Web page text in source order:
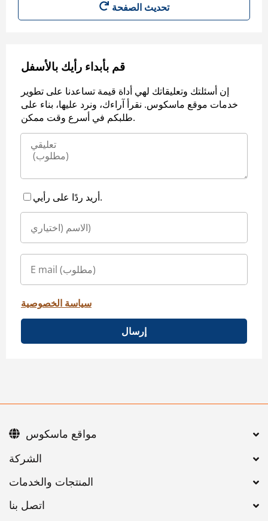
تحديث الصفحة
قم بأبداء رأيك بالأسفل
إن أسئلتك وتعليقاتك لهي أداة قيمة تساعدنا على تطوير
خدمات موقع ماسكوس. نقرأ آراءك، ونرد عليها، بناء على
طلبكم في أسرع وقت ممكن.
أريد ردًا على رأيي.
سياسة الخصوصية
إرسال
اتصل بنا
مواقع ماسكوس